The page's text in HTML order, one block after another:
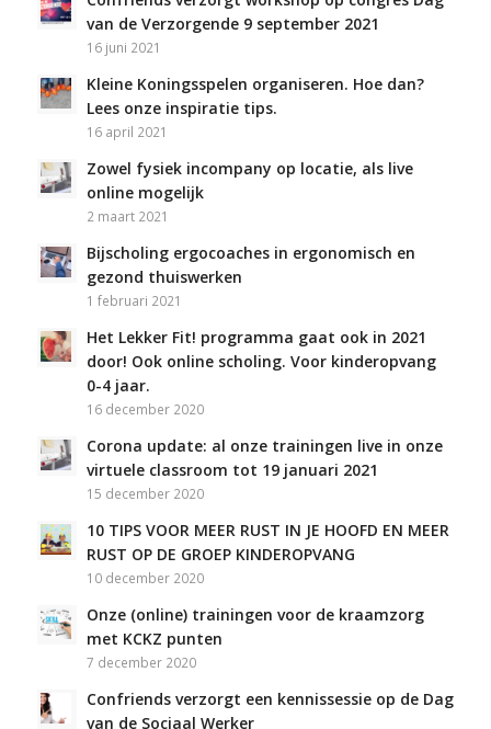
van de Verzorgende 9 september 2021
16 juni 2021
Kleine Koningsspelen organiseren. Hoe dan?
Lees onze inspiratie tips.
16 april 2021
Zowel fysiek incompany op locatie, als live
online mogelijk
2 maart 2021
Bijscholing ergocoaches in ergonomisch en
gezond thuiswerken
1 februari 2021
Het Lekker Fit! programma gaat ook in 2021
door! Ook online scholing. Voor kinderopvang
0-4 jaar.
16 december 2020
Corona update: al onze trainingen live in onze
virtuele classroom tot 19 januari 2021
15 december 2020
10 TIPS VOOR MEER RUST IN JE HOOFD EN MEER
RUST OP DE GROEP KINDEROPVANG
10 december 2020
Onze (online) trainingen voor de kraamzorg
met KCKZ punten
7 december 2020
Confriends verzorgt een kennissessie op de Dag
van de Sociaal Werker